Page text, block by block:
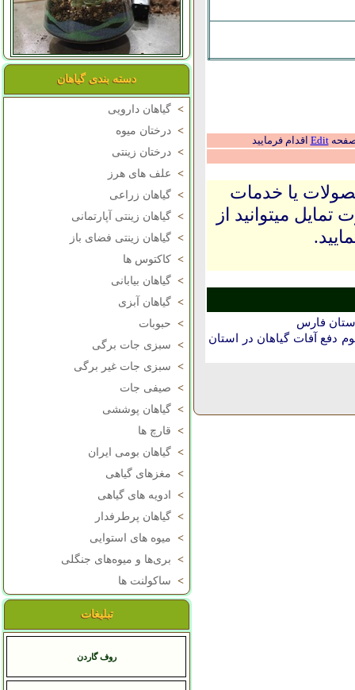
دسته بندی گیاهان
> گیاهان دارویی
> درختان میوه
> درختان زینتی
> علف های هرز
> گیاهان زراعی
> گیاهان زینتی آپارتمانی
> گیاهان زینتی فضای باز
> کاکتوس ها
> گیاهان بیابانی
> گیاهان آبزی
> حبوبات
> سبزی جات برگی
> سبزی جات غیر برگی
> صیفی جات
> گیاهان پوششی
> قارچ ها
> گیاهان بومی ایران
> مغزهای گیاهی
>
ادویه های گیاهی
> گیاهان پرطرفدار
> میوه های استوایی
> بری‌ها و میوه‌های جنگلی
> ساکولنت ها
تبلیغات
روف گاردن
صفحهEdit اقدام فرمایید
یا خدمات
میتوانید از
فارس
آفات گیاهان در استان